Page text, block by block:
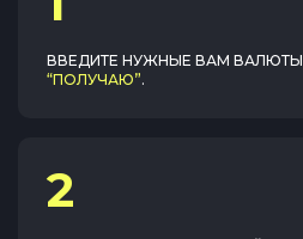
ВВЕДИТЕ НУЖНЫЕ ВАМ
“ПОЛУЧАЮ”.
2